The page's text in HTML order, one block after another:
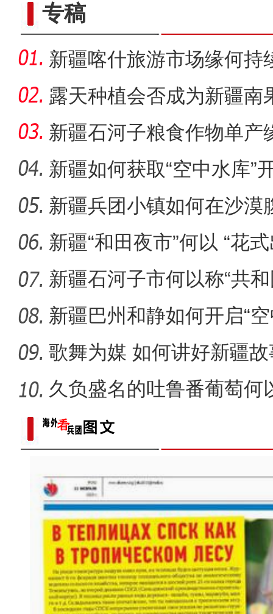
“阿克苏好地方•旅游篇
专稿
新疆喀什旅游市场缘何持
露天种植会否成为新疆南
新疆石河子粮食作物单产
新疆如何获取“空中水库”
新疆兵团小镇如何在沙漠
迹”？
新疆“和田夜市”何以 “花
新疆石河子市何以称“共
新疆巴州和静如何开启“
歌舞为媒 如何讲好新疆
久负盛名的吐鲁番葡萄何